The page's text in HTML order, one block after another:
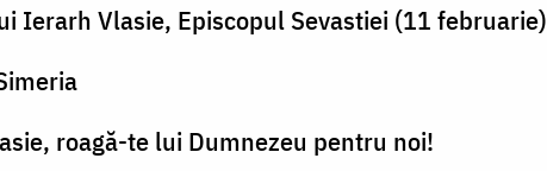
Ierarh Vlasie, Episcopul Sevastiei (11 februarie)
roagă-te lui Dumnezeu pentru noi!